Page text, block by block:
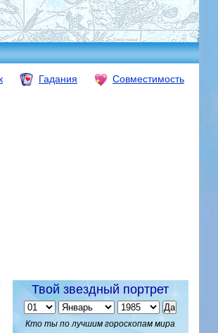
Гадания Совместимость
Твой звездный портрет
Кто ты по лучшим гороскопам мира